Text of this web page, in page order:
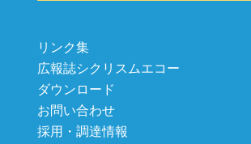
リンク集
広報誌シクリスムエコー
ダウンロード
お問い合わせ
採用・調達情報